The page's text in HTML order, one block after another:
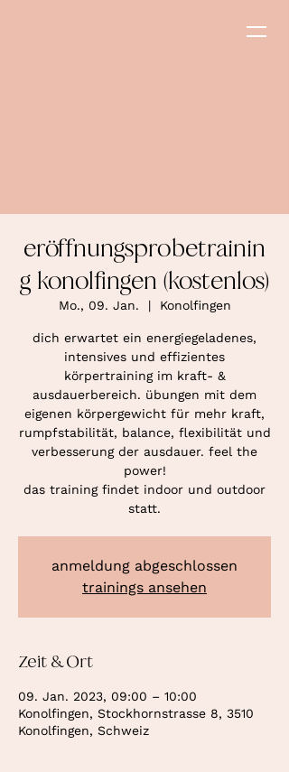
eröffnungsprobetrainin
g konolfingen (kostenlos)
Mo., 09. Jan.
  |
Konolfingen
dich erwartet ein energiegeladenes,
intensives und effizientes
körpertraining im kraft- &
ausdauerbereich. übungen mit dem
eigenen körpergewicht für mehr kraft,
rumpfstabilität, balance, flexibilität und
verbesserung der ausdauer. feel the
power!
das training findet indoor und outdoor
statt.
anmeldung abgeschlossen
trainings ansehen
Zeit & Ort
09. Jan. 2023, 09:00 – 10:00
Konolfingen, Stockhornstrasse 8, 3510
Konolfingen, Schweiz